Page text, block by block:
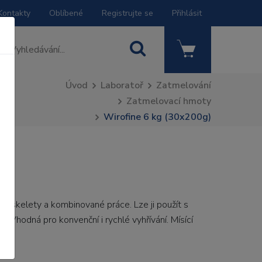
Oblíbené Registrujte se Přihlásit
Úvod Laboratoř
Zatmelování
Zatmelovací hmoty
Wirofine 6 kg (30x200g)
skelety a kombinované práce. Lze ji použít s
Vhodná pro konvenční i rychlé vyhřívání. Mísící